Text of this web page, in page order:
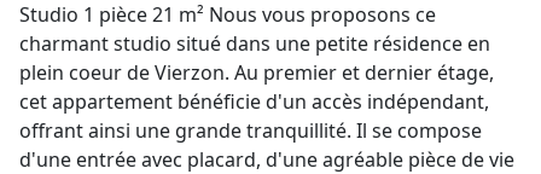
Studio 1 pièce 21 m² Nous vous proposons ce
charmant studio situé dans une petite résidence en
plein coeur de Vierzon. Au premier et dernier étage,
cet appartement bénéficie d'un accès indépendant,
offrant ainsi une grande tranquillité. Il se compose
d'une entrée avec placard, d'une agréable pièce de vie